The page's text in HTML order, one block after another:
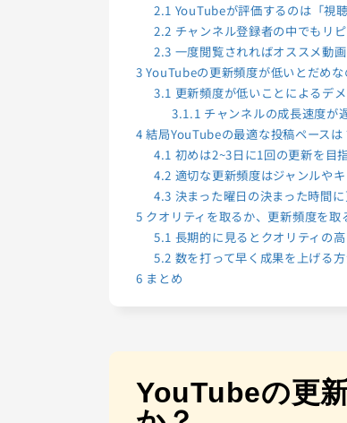
2.1 YouTubeが評価するのは「視
2.2 チャンネル登録者の中でもリ
2.3 一度閲覧されればオススメ動
3 YouTubeの更新頻度が低いとだめな
3.1 更新頻度が低いことによるデ
3.1.1 チャンネルの成長速度が
4 結局YouTubeの最適な投稿ペースは
4.1 初めは2~3日に1回の更新を目
4.2 適切な更新頻度はジャンルや
4.3 決まった曜日の決まった時間
5 クオリティを取るか、更新頻度を取
5.1 長期的に見るとクオリティの
5.2 数を打って早く成果を上げる
6 まとめ
YouTubeの更